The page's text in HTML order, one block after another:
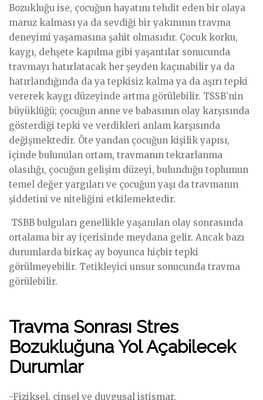
Bozukluğu ise, çocuğun hayatını tehdit eden bir olaya
maruz kalması ya da sevdiği bir yakınının travma
deneyimi yaşamasına şahit olmasıdır. Çocuk korku,
kaygı, dehşete kapılma gibi yaşantılar sonucunda
travmayı hatırlatacak her şeyden kaçınabilir ya da
hatırlandığında da ya tepkisiz kalma ya da aşırı tepki
vererek kaygı düzeyinde artma görülebilir. TSSB’nin
büyüklüğü; çocuğun anne ve babasının olay karşısında
gösterdiği tepki ve verdikleri anlam karşısında
değişmektedir. Öte yandan çocuğun kişilik yapısı,
içinde bulunulan ortam, travmanın tekrarlanma
olasılığı, çocuğun gelişim düzeyi, bulunduğu toplumun
temel değer yargıları ve çocuğun yaşı da travmanın
şiddetini ve niteliğini etkilemektedir.
TSBB bulguları genellikle yaşanılan olay sonrasında
ortalama bir ay içerisinde meydana gelir. Ancak bazı
durumlarda birkaç ay boyunca hiçbir tepki
görülmeyebilir. Tetikleyici unsur sonucunda travma
görülebilir.
Travma Sonrası Stres
Bozukluğuna Yol Açabilecek
Durumlar
-Fiziksel, cinsel ve duygusal istismar,